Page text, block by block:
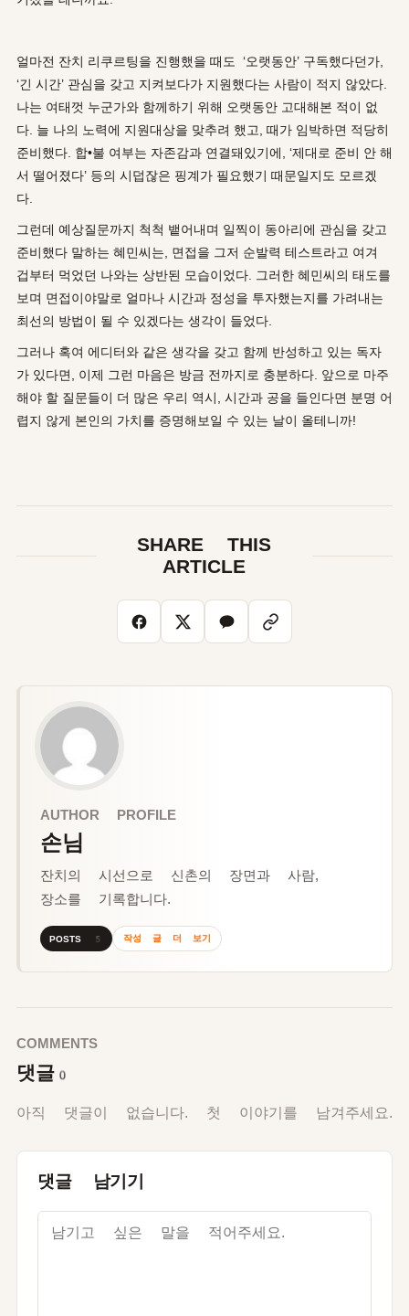
얼마전 잔치 리쿠르팅을 진행했을 때도 ‘오랫동안’ 구독했다던가,
‘긴 시간’ 관심을 갖고 지켜보다가 지원했다는 사람이 적지 않았다.
나는 여태껏 누군가와 함께하기 위해 오랫동안 고대해본 적이 없
다. 늘 나의 노력에 지원대상을 맞추려 했고, 때가 임박하면 적당히
준비했다. 합•불 여부는 자존감과 연결돼있기에, ‘제대로 준비 안 해
서 떨어졌다’ 등의 시덥잖은 핑계가 필요했기 때문일지도 모르겠
다.
그런데 예상질문까지 척척 뱉어내며 일찍이 동아리에 관심을 갖고
준비했다 말하는 혜민씨는, 면접을 그저 순발력 테스트라고 여겨
겁부터 먹었던 나와는 상반된 모습이었다. 그러한 혜민씨의 태도를
보며 면접이야말로 얼마나 시간과 정성을 투자했는지를 가려내는
최선의 방법이 될 수 있겠다는 생각이 들었다.
그러나 혹여 에디터와 같은 생각을 갖고 함께 반성하고 있는 독자
가 있다면, 이제 그런 마음은 방금 전까지로 충분하다. 앞으로 마주
해야 할 질문들이 더 많은 우리 역시, 시간과 공을 들인다면 분명 어
렵지 않게 본인의 가치를 증명해보일 수 있는 날이 올테니까!
SHARE THIS
ARTICLE
AUTHOR PROFILE
손님
잔치의 시선으로 신촌의 장면과 사람,
장소를 기록합니다.
POSTS 5 작성 글 더 보기
COMMENTS
댓글 0
아직 댓글이 없습니다. 첫 이야기를 남겨주세요.
댓글 남기기